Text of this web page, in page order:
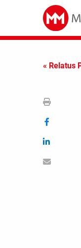
« Relatus